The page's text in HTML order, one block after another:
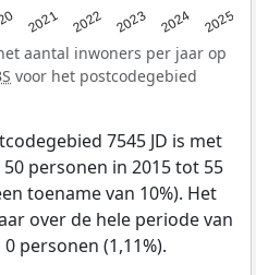
2021 2022 2023 2024 2025
aantal inwoners per jaar op
voor het postcodegebied
7545 JD is met
personen in 2015 tot 55
toename van 10%). Het
over de hele periode van
personen (1,11%).